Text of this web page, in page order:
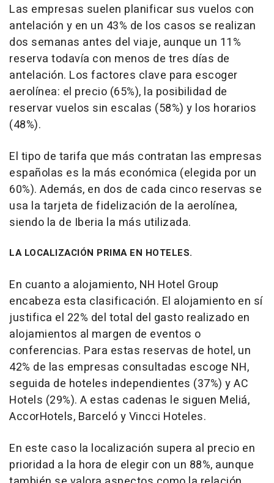
Las empresas suelen planificar sus vuelos con
antelación y en un 43% de los casos se realizan
dos semanas antes del viaje, aunque un 11%
reserva todavía con menos de tres días de
antelación. Los factores clave para escoger
aerolínea: el precio (65%), la posibilidad de
reservar vuelos sin escalas (58%) y los horarios
(48%).
El tipo de tarifa que más contratan las empresas
españolas es la más económica (elegida por un
60%). Además, en dos de cada cinco reservas se
usa la tarjeta de fidelización de la aerolínea,
siendo la de Iberia la más utilizada.
LA LOCALIZACIÓN PRIMA EN HOTELES.
En cuanto a alojamiento, NH Hotel Group
encabeza esta clasificación. El alojamiento en sí
justifica el 22% del total del gasto realizado en
alojamientos al margen de eventos o
conferencias. Para estas reservas de hotel, un
42% de las empresas consultadas escoge NH,
seguida de hoteles independientes (37%) y AC
Hotels (29%). A estas cadenas le siguen Meliá,
AccorHotels, Barceló y Vincci Hoteles.
En este caso la localización supera al precio en
prioridad a la hora de elegir con un 88%, aunque